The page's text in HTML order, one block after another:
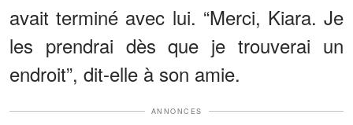
avait terminé avec lui. “Merci, Kiara. Je
les prendrai dès que je trouverai un
endroit”, dit-elle à son amie.
ANNONCES